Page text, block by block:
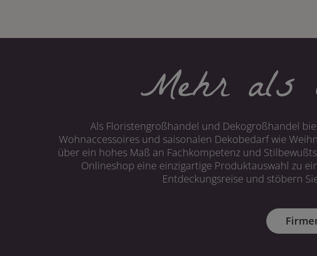
Mehr als
Als Floristengroßhandel und Dekogroßhandel
Wohnaccessoires und saisonalen Dekobedarf wie
über ein hohes Maß an Fachkompetenz und
Onlineshop eine einzigartige Produktauswahl zu
Entdeckungsreise und stöbern